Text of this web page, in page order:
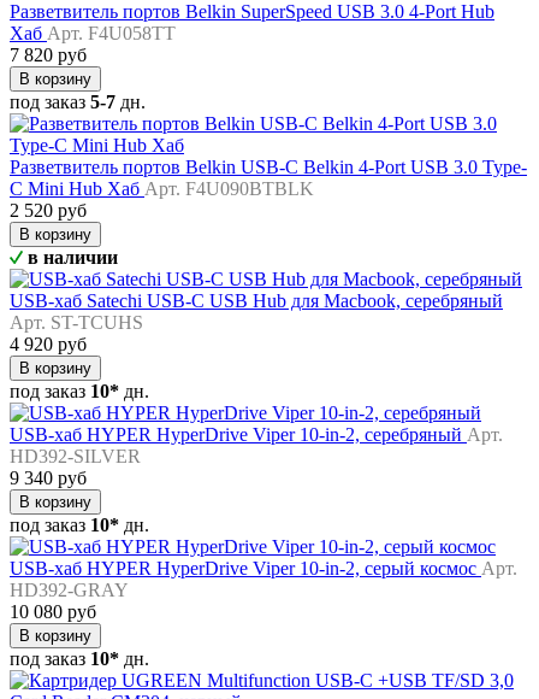
Разветвитель портов Belkin SuperSpeed USB 3.0 4-Port Hub
Хаб Арт. F4U058TT
7 820 руб
В корзину
под заказ 5-7 дн.
Разветвитель портов Belkin USB-C Belkin 4-Port USB 3.0 Type-
C Mini Hub Хаб Арт. F4U090BTBLK
2 520 руб
В корзину
в наличии
USB-хаб Satechi USB-C USB Hub для Macbook, серебряный
Арт. ST-TCUHS
4 920 руб
В корзину
под заказ 10* дн.
USB-хаб HYPER HyperDrive Viper 10-in-2, серебряный Арт.
HD392-SILVER
9 340 руб
В корзину
под заказ 10* дн.
USB-хаб HYPER HyperDrive Viper 10-in-2, серый космос Арт.
HD392-GRAY
10 080 руб
В корзину
под заказ 10* дн.